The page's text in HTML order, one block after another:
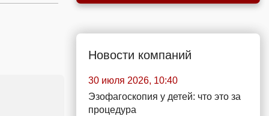
Новости компаний
30 июля 2026, 10:40
Эзофагоскопия у детей: что это за
процедура